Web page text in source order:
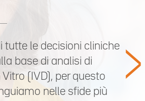
tutte le decisioni cliniche
base di analisi di
(IVD), per questo
nelle sfide più
>